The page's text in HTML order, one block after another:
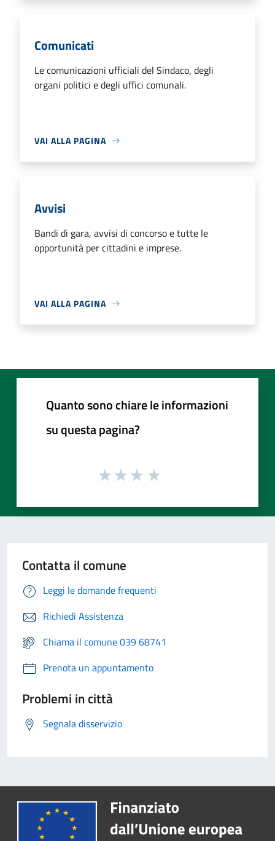
Comunicati
Le comunicazioni ufficiali del Sindaco, degli
organi politici e degli uffici comunali.
VAI ALLA PAGINA
Avvisi
Bandi di gara, avvisi di concorso e tutte le
opportunità per cittadini e imprese.
VAI ALLA PAGINA
Quanto sono chiare le informazioni
su questa pagina?
Contatta il comune
Leggi le domande frequenti
Richiedi Assistenza
Chiama il comune 039 68741
Prenota un appuntamento
Problemi in città
Segnala disservizio